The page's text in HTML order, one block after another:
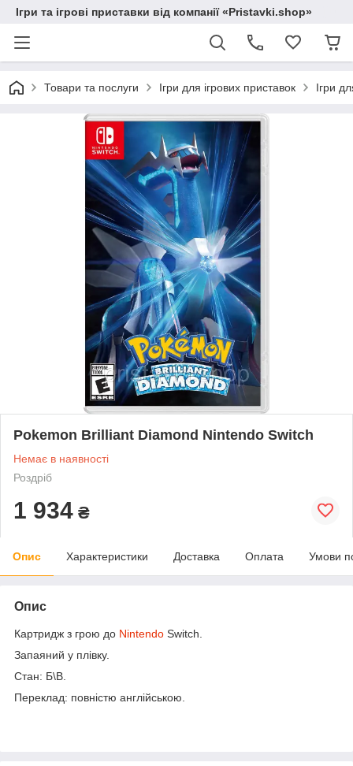
Ігри та ігрові приставки від компанії «Pristavki.shop»
Товари та послуги Ігри для ігрових приставок Ігри
Pokemon Brilliant Diamond Nintendo Switch
Немає в наявності
Роздріб
1 934 ₴
Опис Характеристики Доставка Оплата Умови
Опис
Картридж з грою до Nintendo Switch.
Запаяний у плівку.
Стан: Б\В.
Переклад: повністю англійською.